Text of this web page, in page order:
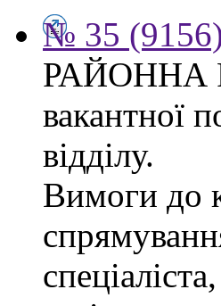
№ 35 (9156)
РАЙОННА
вакантної
відділу.
Вимоги до